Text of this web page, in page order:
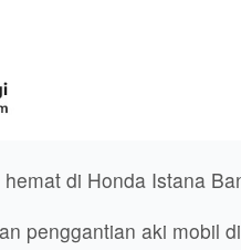
di Honda Istana
penggantian aki mobil